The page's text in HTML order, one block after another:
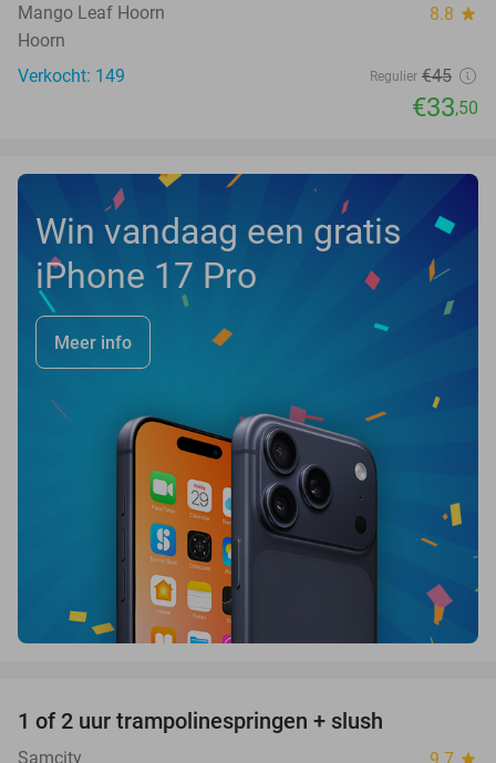
Mango Leaf Hoorn 8.8 star
Hoorn
Verkocht: 149
Regulier €45
€33,50
Win vandaag een gratis
iPhone 17 Pro
Meer info
1 of 2 uur trampolinespringen + slush
Samcity star